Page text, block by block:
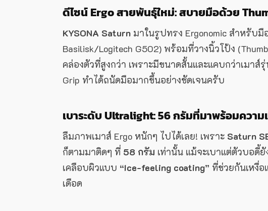
ดีไซน์ Ergo สายพันธุ์ใหม่: สบายมือด้วย
KYSONA Saturn มาในรูปทรง Ergonomic สำหรับมื
Basilisk/Logitech G502) พร้อมที่วางนิ้วโป้ง
คล่องตัวที่สูงกว่า เพราะมีขนาดสั้นและแคบกว่าเมา
Grip ทำได้ถนัดมือมากขึ้นอย่างชัดเจนครับ
เบาระดับ Ultralight: 56 กรัมที่มาพร้อมควา
ลืมภาพเมาส์ Ergo หนักๆ ไปได้เลย! เพราะ Saturn
ก็ตามมาติดๆ ที่ 58 กรัม เท่านั้น แม้จะเบาแต่ตัวบอดี้
เคลือบผิวแบบ “Ice-feeling coating” ที่ช่วยกันเหงื่
เดือด